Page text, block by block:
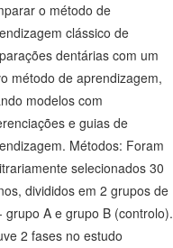
o método de
clássico de
dentárias com um
método de aprendizagem,
modelos com
e guias de
Métodos: Foram
selecionados 30
divididos em 2 grupos de
grupo A e grupo B (controlo).
2 fases no estudo